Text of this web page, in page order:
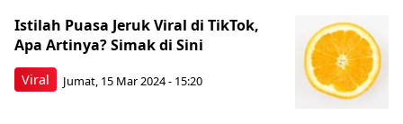
Viral
Istilah Puasa Jeruk Viral di TikTok,
Apa Artinya? Simak di Sini
Jumat, 15 Mar 2024 - 15:20